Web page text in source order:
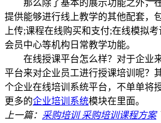
那么除了基本的展示功能之外，
提供能够进行线上教学的其他配套，
上传;课程在线购买和支付;在线模拟
会员中心等机构日常教学功能。
在线授课平台怎么样？对于企业
平台来对企业员工进行授课培训呢？
个企业在线培训系统平台，不单单将
更多的企业培训系统模块在里面。
上一篇： 采购培训 采购培训课程方案